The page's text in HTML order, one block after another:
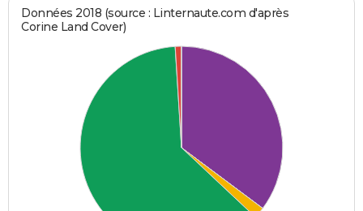
Données 2018 (source : Linternaute.com d'après
Corine Land Cover)